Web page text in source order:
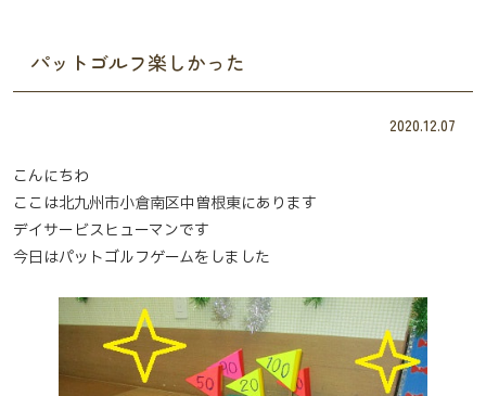
パットゴルフ楽しかった
2020.12.07
こんにちわ
ここは北九州市小倉南区中曽根東にあります
デイサービスヒューマンです
今日はパットゴルフゲームをしました